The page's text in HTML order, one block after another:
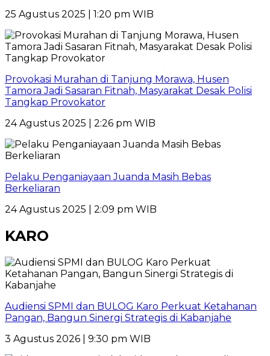
25 Agustus 2025 | 1:20 pm WIB
Provokasi Murahan di Tanjung Morawa, Husen
Tamora Jadi Sasaran Fitnah, Masyarakat Desak Polisi
Tangkap Provokator
24 Agustus 2025 | 2:26 pm WIB
Pelaku Penganiayaan Juanda Masih Bebas
Berkeliaran
24 Agustus 2025 | 2:09 pm WIB
KARO
Audiensi SPMI dan BULOG Karo Perkuat Ketahanan
Pangan, Bangun Sinergi Strategis di Kabanjahe
3 Agustus 2026 | 9:30 pm WIB